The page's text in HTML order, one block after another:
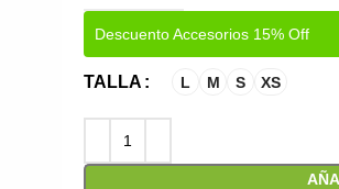
Descuento Accesorios 15% Off
TALLA L M S XS